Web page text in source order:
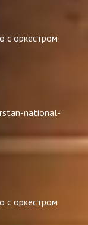
с оркестром
national-
с оркестром